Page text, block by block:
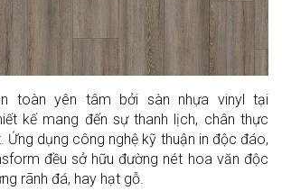
toàn yên tâm bởi sàn nhựa vinyl tại
kế mang đến sự thanh lịch, chân thực
Ứng dụng công nghệ kỹ thuận in độc đáo,
đều sở hữu đường nét hoa văn độc
rãnh đá, hay hạt gỗ.